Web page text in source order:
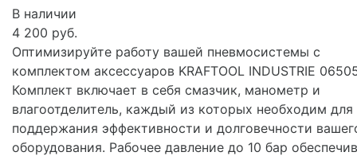
В наличии
4 200 руб.
Оптимизируйте работу вашей пневмосистемы с
комплектом аксессуаров KRAFTOOL INDUSTRIE
Комплект включает в себя смазчик, манометр и
влагоотделитель, каждый из которых необходим для
поддержания эффективности и долговечности
оборудования. Рабочее давление до 10 бар